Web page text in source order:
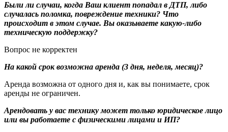
Были ли случаи, когда Ваш клиент попадал в ДТП, либо
случалась поломка, повреждение техники? Что
происходит в этом случае. Вы оказываете какую-либо
техническую поддержку?
Вопрос не корректен
На какой срок возможна аренда (3 дня, неделя, месяц)?
Аренда возможна от одного дня и, как вы понимаете, срок
аренды не ограничен.
Арендовать у вас технику может только юридическое лицо
или вы работаете с физическими лицами и ИП?